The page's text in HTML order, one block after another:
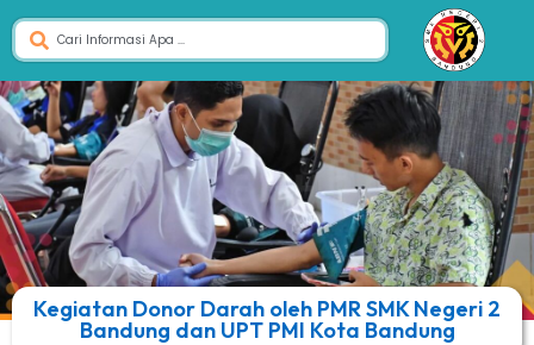
Kegiatan Donor Darah oleh PMR SMK Negeri 2
Bandung dan UPT PMI Kota Bandung